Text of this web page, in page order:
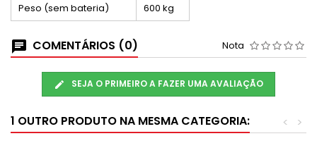
Peso (sem bateria)
600 kg
COMENTÁRIOS (0) Nota
SEJA O PRIMEIRO A FAZER UMA AVALIAÇÃO
1 OUTRO PRODUTO NA MESMA CATEGORIA: >
<